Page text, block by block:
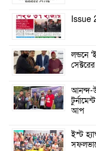
Issue
লন্ডনে
আনন্দ-
আপ
ইস্ট